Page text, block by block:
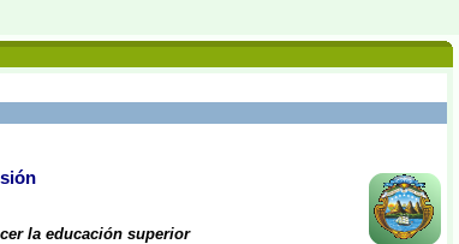
la educación superior